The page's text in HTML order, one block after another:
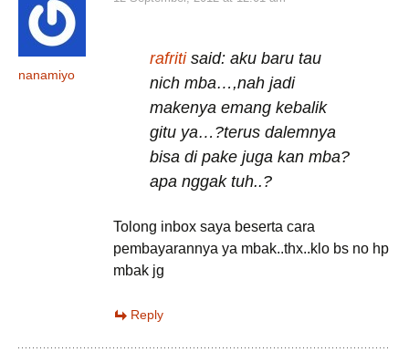
nanamiyo
rafritisaid: aku baru tau
nich mba…,nah jadi
makenya emang kebalik
gitu ya…?terus dalemnya
bisa di pake juga kan mba?
apa nggak tuh..?
Tolong inbox saya beserta cara
pembayarannya ya mbak..thx..klo bs no hp
mbak jg
Reply